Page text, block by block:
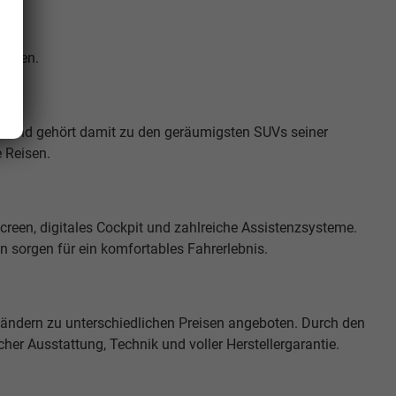
gehört damit zu den geräumigsten SUVs seiner
digitales Cockpit und zahlreiche Assistenzsysteme.
sorgen für ein komfortables Fahrerlebnis.
zu unterschiedlichen Preisen angeboten. Durch den
Ausstattung, Technik und voller Herstellergarantie.